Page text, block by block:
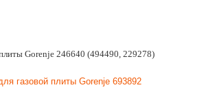
Gorenje 246640 (494490, 229278)